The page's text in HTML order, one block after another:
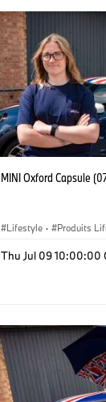
MINI Oxford Capsule
Lifestyle · Produits
Thu Jul 09 10:00:00